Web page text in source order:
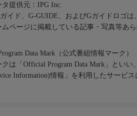
タ提供元：IPG Inc.
イド、G-GUIDE、およびGガイドロゴ
ムページに掲載している記事・写真等あ
Data Mark（公式番組情報マーク）
クは「Official Program Data Mark」とい
Information)情報」を利用したサービ